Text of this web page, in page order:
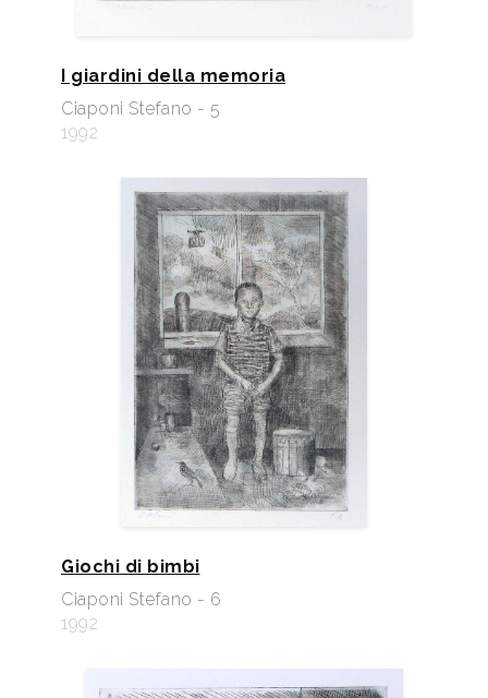
I giardini della memoria
Ciaponi Stefano - 5
1992
Giochi di bimbi
Ciaponi Stefano - 6
1992